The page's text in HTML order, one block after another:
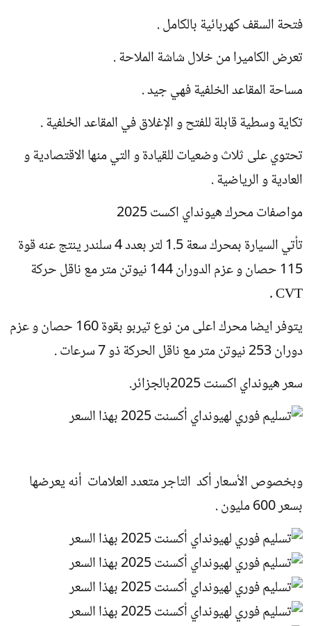
فتحة السقف كهربائية بالكامل .
تعرض الكاميرا من خلال شاشة الملاحة .
مساحة المقاعد الخلفية فهي جيد .
تكاية وسطية قابلة للفتح و الإغلاق في المقاعد الخلفية .
تحتوي على ثلاث وضعيات للقيادة و التي منها الاقتصادية و
العادية و الرياضية .
مواصفات محرك هيونداي اكست 2025
تأتي السيارة بمحرك سعة 1.5 لتر بعدد 4 سلندر ينتج عنه قوة
115 حصان و عزم الدوران 144 نيوتن متر مع ناقل حركة
CVT .
يتوفر ايضا محرك اعلى من نوع تيربو بقوة 160 حصان و عزم
دوران 253 نيوتن متر مع ناقل الحركة ذو 7 سرعات .
سعر هيونداي اكسنت 2025بالجزائر.
وبخصوص الأسعار أكد التاجر متعدد العلامات أنه يعرضها
بسعر 600 مليون .